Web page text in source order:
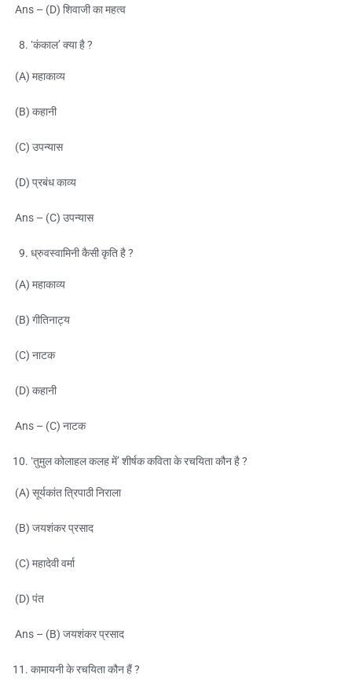
Ans – (D) शिवाजी का महत्व
‛कंकाल’ क्या है ?
(A) महाकाव्य
(B) कहानी
(C) उपन्यास
(D) प्रबंध काव्य
Ans – (C) उपन्यास
ध्रुवस्वामिनी कैसी कृति है ?
(A) महाकाव्य
(B) गीतिनाट्य
(C) नाटक
(D) कहानी
Ans – (C) नाटक
‛तुमुल कोलाहल कलह में’ शीर्षक कविता के रचयिता कौन है ?
(A) सूर्यकांत त्रिपाठी निराला
(B) जयशंकर प्रसाद
(C) महादेवी वर्मा
(D) पंत
Ans – (B) जयशंकर प्रसाद
कामायनी के रचयिता कौन हैं ?